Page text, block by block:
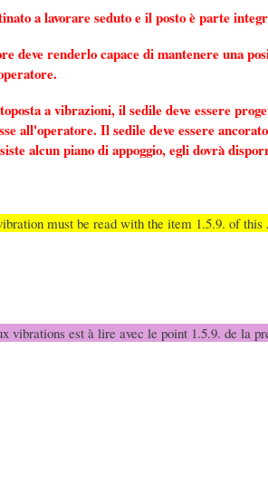
a lavorare seduto e il posto è parte
deve renderlo capace di mantenere una
a vibrazioni, il sedile deve essere
all'operatore. Il sedile deve essere
alcun piano di appoggio, egli dovrà
must be read with the item 1.5.9. of this
vibrations est à lire avec le point 1.5.9. de la